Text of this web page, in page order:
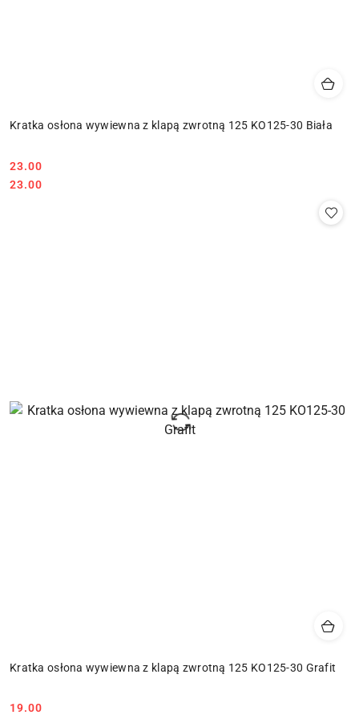
Kratka osłona wywiewna z klapą zwrotną 125 KO125-30 Biała
Cena:
23.00
Cena:
23.00
Kratka osłona wywiewna z klapą zwrotną 125 KO125-30 Grafit
19.00